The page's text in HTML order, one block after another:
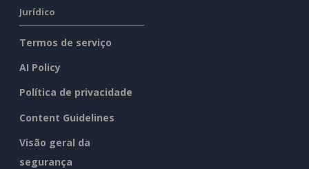
Jurídico
Termos de serviço
AI Policy
Política de privacidade
Content Guidelines
Visão geral da
segurança